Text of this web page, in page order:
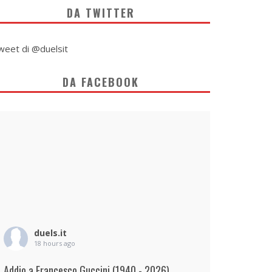
DA TWITTER
di @duelsit
DA FACEBOOK
duels.it
18 hours ago